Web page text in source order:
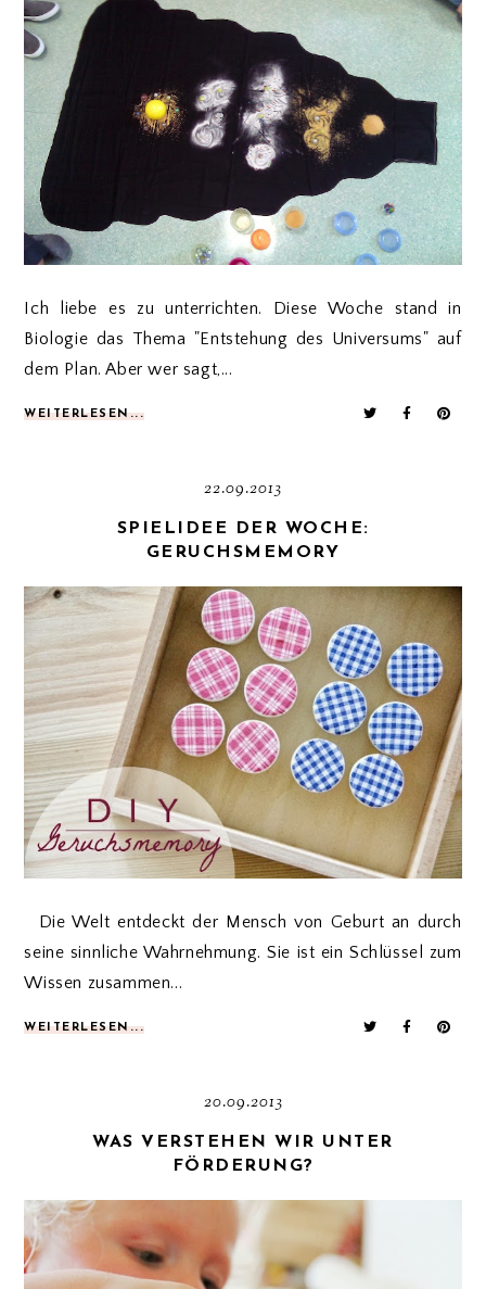
Ich liebe es zu unterrichten. Diese Woche stand in
Biologie das Thema "Entstehung des Universums" auf
dem Plan. Aber wer sagt,...
WEITERLESEN...
22.09.2013
SPIELIDEE DER WOCHE:
GERUCHSMEMORY
Die Welt entdeckt der Mensch von Geburt an durch
seine sinnliche Wahrnehmung. Sie ist ein Schlüssel zum
Wissen zusammen...
WEITERLESEN...
20.09.2013
WAS VERSTEHEN WIR UNTER
FÖRDERUNG?